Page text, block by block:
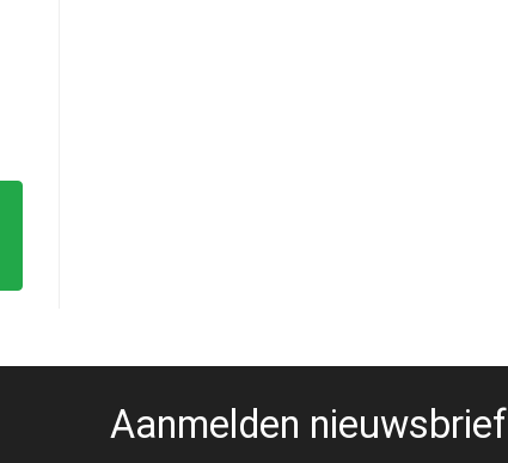
Aanmelden nieuwsbrief